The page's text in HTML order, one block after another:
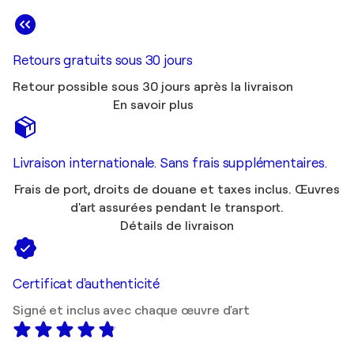
Retours gratuits sous 30 jours
Retour possible sous 30 jours après la livraison
En savoir plus
Livraison internationale. Sans frais supplémentaires.
Frais de port, droits de douane et taxes inclus. Œuvres
d'art assurées pendant le transport.
Détails de livraison
Certificat d'authenticité
Signé et inclus avec chaque œuvre d'art